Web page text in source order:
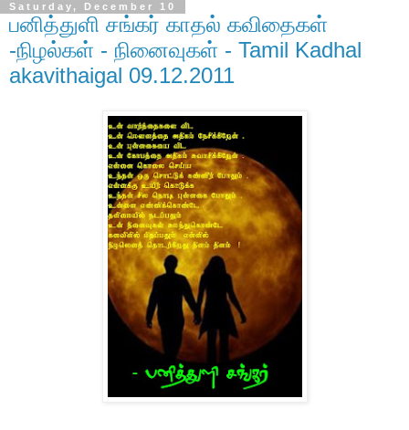
Saturday, December 10
பனித்துளி சங்கர் காதல் கவிதைகள்
-நிழல்கள் - நினைவுகள் - Tamil Kadhal
akavithaigal 09.12.2011